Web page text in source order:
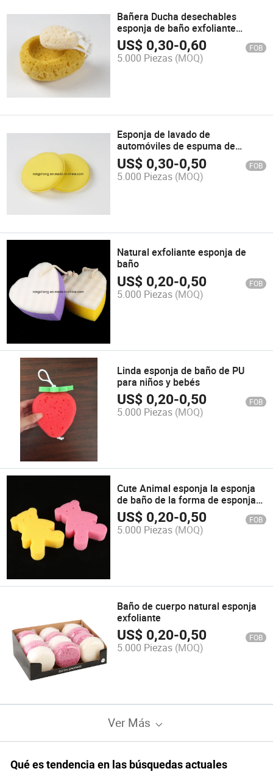
Bañera Ducha desechables
esponja de baño exfoliante
corporal
US$ 0,30-0,60 FOB
5.000 Piezas (MOQ)
Esponja de lavado de
automóviles de espuma de
limpieza de la Almohadilla de
esponja lave
US$ 0,30-0,50 FOB
5.000 Piezas (MOQ)
Natural exfoliante esponja de
baño
US$ 0,20-0,50 FOB
5.000 Piezas (MOQ)
Linda esponja de baño de PU
para niños y bebés
US$ 0,20-0,50 FOB
5.000 Piezas (MOQ)
Cute Animal esponja la esponja
de baño de la forma de esponja
de baño para niños
US$ 0,20-0,50 FOB
5.000 Piezas (MOQ)
Baño de cuerpo natural esponja
exfoliante
US$ 0,20-0,50 FOB
5.000 Piezas (MOQ)
Ver Más
Qué es tendencia en las búsquedas actuales